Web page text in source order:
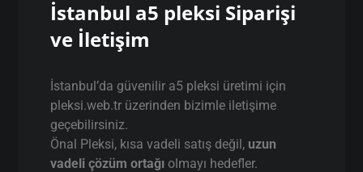
İstanbul a5 pleksi Siparişi
ve İletişim
İstanbul’da güvenilir a5 pleksi üretimi için
pleksi.web.tr üzerinden bizimle iletişime
geçebilirsiniz.
Önal Pleksi, kısa vadeli satış değil, uzun
vadeli çözüm ortağı olmayı hedefler.